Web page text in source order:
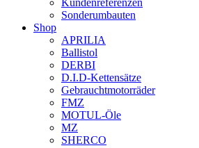
Sonderumbauten
Shop
APRILIA
Ballistol
DERBI
D.I.D-Kettensätze
Gebrauchtmotorräder
FMZ
MOTUL-Öle
MZ
SHERCO